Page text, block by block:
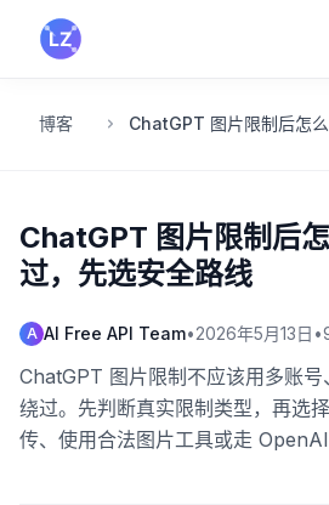
跳转到主要内容
博客
ChatGPT 图片限制后
过，先选安全路线
A AI Free API Team•2026年5月13日 •
ChatGPT 图片限制不应该用多账
绕过。先判断真实限制类型，再选
传、使用合法图片工具或走 OpenAI